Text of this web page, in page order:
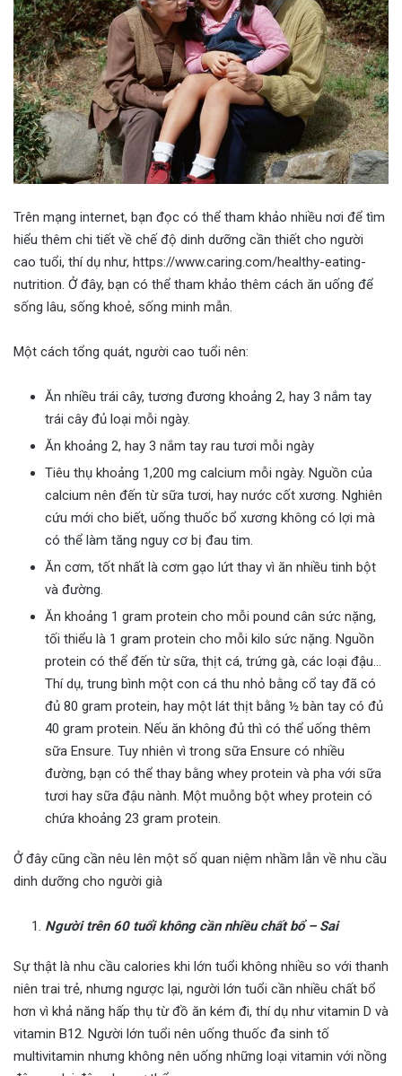
Trên mạng internet, bạn đọc có thể tham khảo nhiều nơi để tìm
hiểu thêm chi tiết về chế độ dinh dưỡng cần thiết cho người
cao tuổi, thí dụ như, https://www.caring.com/healthy-eating-
nutrition. Ở đây, bạn có thể tham khảo thêm cách ăn uống để
sống lâu, sống khoẻ, sống minh mẫn.
Một cách tổng quát, người cao tuổi nên:
Ăn nhiều trái cây, tương đương khoảng 2, hay 3 nắm tay
trái cây đủ loại mỗi ngày.
Ăn khoảng 2, hay 3 nắm tay rau tươi mỗi ngày
Tiêu thụ khoảng 1,200 mg calcium mỗi ngày. Nguồn của
calcium nên đến từ sữa tươi, hay nước cốt xương. Nghiên
cứu mới cho biết, uống thuốc bổ xương không có lợi mà
có thể làm tăng nguy cơ bị đau tim.
Ăn cơm, tốt nhất là cơm gạo lứt thay vì ăn nhiều tinh bột
và đường.
Ăn khoảng 1 gram protein cho mỗi pound cân sức nặng,
tối thiểu là 1 gram protein cho mỗi kilo sức nặng. Nguồn
protein có thể đến từ sữa, thịt cá, trứng gà, các loại đậu…
Thí dụ, trung bình một con cá thu nhỏ bằng cổ tay đã có
đủ 80 gram protein, hay một lát thịt bằng ½ bàn tay có đủ
40 gram protein. Nếu ăn không đủ thì có thể uống thêm
sữa Ensure. Tuy nhiên vì trong sữa Ensure có nhiều
đường, bạn có thể thay bằng whey protein và pha với sữa
tươi hay sữa đậu nành. Một muỗng bột whey protein có
chứa khoảng 23 gram protein.
Ở đây cũng cần nêu lên một số quan niệm nhầm lẫn về nhu cầu
dinh dưỡng cho người già
Người trên 60 tuổi không cần nhiều chất bổ – Sai
Sự thật là nhu cầu calories khi lớn tuổi không nhiều so với thanh
niên trai trẻ, nhưng ngược lại, người lớn tuổi cần nhiều chất bổ
hơn vì khả năng hấp thụ từ đồ ăn kém đi, thí dụ như vitamin D và
vitamin B12. Người lớn tuổi nên uống thuốc đa sinh tố
multivitamin nhưng không nên uống những loại vitamin với nồng